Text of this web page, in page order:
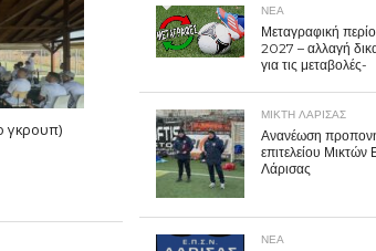
γκρουπ)
ΝΕΑ
Μεταγραφική
2027 – αλλαγή
για τις μεταβολές-
ΜΙΚΤΗ ΛΑΡΙΣΑΣ
Ανανέωση
επιτελείου
Λάρισας
ΝΕΑ